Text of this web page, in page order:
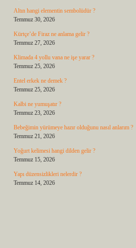
Altın hangi elementin sembolüdür ?
Temmuz 30, 2026
Kürtçe’de Firaz ne anlama gelir ?
Temmuz 27, 2026
Klimada 4 yollu vana ne işe yarar ?
Temmuz 25, 2026
Entel erkek ne demek ?
Temmuz 25, 2026
Kalbi ne yumuşatır ?
Temmuz 23, 2026
Bebeğimin yürümeye hazır olduğunu nasıl anlarım ?
Temmuz 21, 2026
Yoğurt kelimesi hangi dilden gelir ?
Temmuz 15, 2026
Yapı düzensizlikleri nelerdir ?
Temmuz 14, 2026